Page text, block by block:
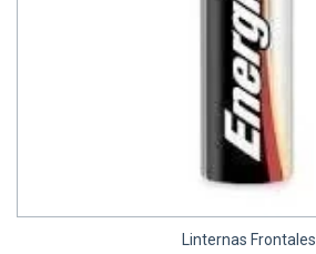
Linternas Frontales